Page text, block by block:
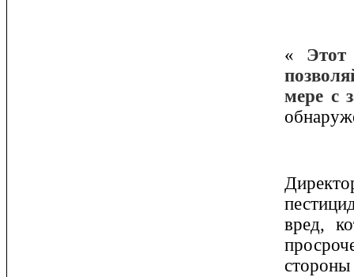
«
мере с
вред,
стороны